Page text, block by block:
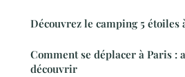
Découvrez le camping 5 étoiles
Comment se déplacer à Paris :
découvrir